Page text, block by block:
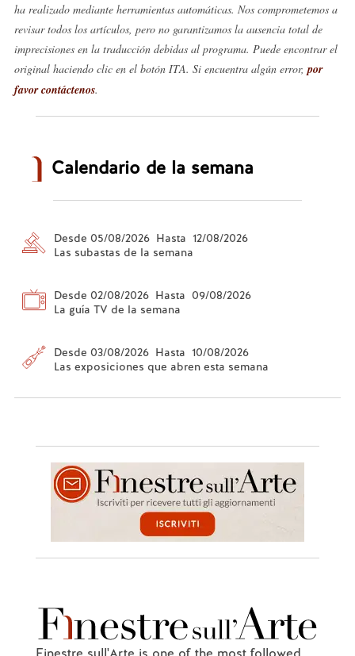
ha realizado mediante herramientas automáticas. Nos comprometemos a
revisar todos los artículos, pero no garantizamos la ausencia total de
imprecisiones en la traducción debidas al programa. Puede encontrar el
original haciendo clic en el botón ITA. Si encuentra algún error, por
favor contáctenos.
Calendario de la semana
Desde 05/08/2026 Hasta 12/08/2026
Las subastas de la semana
Desde 02/08/2026 Hasta 09/08/2026
La guía TV de la semana
Desde 03/08/2026 Hasta 10/08/2026
Las exposiciones que abren esta semana